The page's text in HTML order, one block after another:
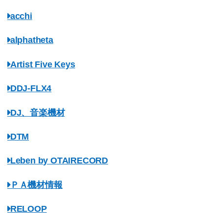
acchi
alphatheta
Artist Five Keys
DDJ-FLX4
DJ、音楽機材
DTM
Leben by OTAIRECORD
ＰＡ機材情報
RELOOP